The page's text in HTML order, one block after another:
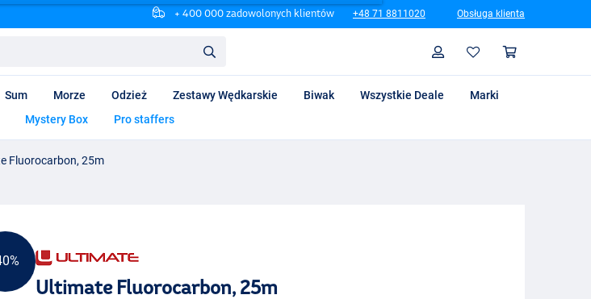
+ 400 000 zadowolonych klientów +48 71 8811020 Obsługa klienta
Profil
Sum Morze Odzież Zestawy Wędkarskie Biwak Wszystkie Deale
Marki
Mystery Box Pro staffers
Fluorocarbon, 25m
Ultimate Fluorocarbon, 25m